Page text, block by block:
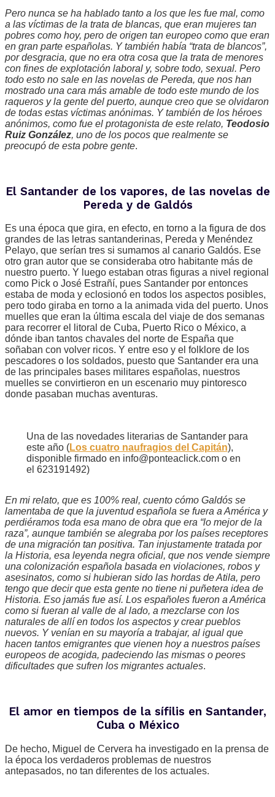
Pero nunca se ha hablado tanto a los que les fue mal, como
a las víctimas de la trata de blancas, que eran mujeres tan
pobres como hoy, pero de origen tan europeo como que eran
en gran parte españolas. Y también había “trata de blancos”,
por desgracia, que no era otra cosa que la trata de menores
con fines de explotación laboral y, sobre todo, sexual. Pero
todo esto no sale en las novelas de Pereda, que nos han
mostrado una cara más amable de todo este mundo de los
raqueros y la gente del puerto, aunque creo que se olvidaron
de todas estas víctimas anónimas. Y también de los héroes
anónimos, como fue el protagonista de este relato, Teodosio
Ruiz González, uno de los pocos que realmente se
preocupó de esta pobre gente.
El Santander de los vapores, de las novelas de
Pereda y de Galdós
Es una época que gira, en efecto, en torno a la figura de dos
grandes de las letras santanderinas, Pereda y Menéndez
Pelayo, que serían tres si sumamos al canario Galdós. Ese
otro gran autor que se consideraba otro habitante más de
nuestro puerto. Y luego estaban otras figuras a nivel regional
como Pick o José Estrañí, pues Santander por entonces
estaba de moda y eclosionó en todos los aspectos posibles,
pero todo giraba en torno a la animada vida del puerto. Unos
muelles que eran la última escala del viaje de dos semanas
para recorrer el litoral de Cuba, Puerto Rico o México, a
dónde iban tantos chavales del norte de España que
soñaban con volver ricos. Y entre eso y el folklore de los
pescadores o los soldados, puesto que Santander era una
de las principales bases militares españolas, nuestros
muelles se convirtieron en un escenario muy pintoresco
donde pasaban muchas aventuras.
Una de las novedades literarias de Santander para
este año (Los cuatro naufragios del Capitán),
disponible firmado en info@ponteaclick.com o en
el 623191492)
En mi relato, que es 100% real, cuento cómo Galdós se
lamentaba de que la juventud española se fuera a América y
perdiéramos toda esa mano de obra que era “lo mejor de la
raza”, aunque también se alegraba por los países receptores
de una migración tan positiva. Tan injustamente tratada por
la Historia, esa leyenda negra oficial, que nos vende siempre
una colonización española basada en violaciones, robos y
asesinatos, como si hubieran sido las hordas de Atila, pero
tengo que decir que esta gente no tiene ni puñetera idea de
Historia. Eso jamás fue así. Los españoles fueron a América
como si fueran al valle de al lado, a mezclarse con los
naturales de allí en todos los aspectos y crear pueblos
nuevos. Y venían en su mayoría a trabajar, al igual que
hacen tantos emigrantes que vienen hoy a nuestros países
europeos de acogida, padeciendo las mismas o peores
dificultades que sufren los migrantes actuales.
El amor en tiempos de la sífilis en Santander,
Cuba o México
De hecho, Miguel de Cervera ha investigado en la prensa de
la época los verdaderos problemas de nuestros
antepasados, no tan diferentes de los actuales.